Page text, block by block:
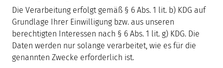
Die Verarbeitung erfolgt gemäß § 6 Abs. 1 lit. b) KDG auf
Grundlage Ihrer Einwilligung bzw. aus unseren
berechtigten Interessen nach § 6 Abs. 1 lit. g) KDG. Die
Daten werden nur solange verarbeitet, wie es für die
genannten Zwecke erforderlich ist.